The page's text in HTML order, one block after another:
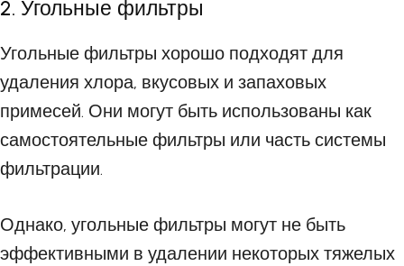
2. Угольные фильтры
Угольные фильтры хорошо подходят для
удаления хлора, вкусовых и запаховых
примесей. Они могут быть использованы как
самостоятельные фильтры или часть системы
фильтрации.
Однако, угольные фильтры могут не быть
эффективными в удалении некоторых тяжелых